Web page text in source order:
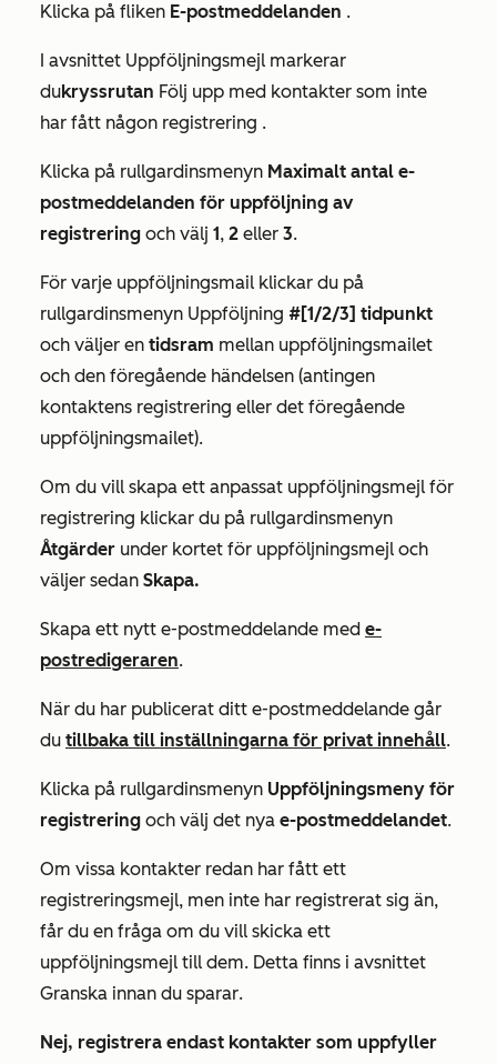
Klicka på fliken E-postmeddelanden .
I avsnittet Uppföljningsmejl markerar
dukryssrutan Följ upp med kontakter som inte
har fått någon registrering .
Klicka på rullgardinsmenyn Maximalt antal e-
postmeddelanden för uppföljning av
registrering och välj 1 , 2 eller 3.
För varje uppföljningsmail klickar du på
rullgardinsmenyn Uppföljning #[1/2/3] tidpunkt
och väljer en tidsram mellan uppföljningsmailet
och den föregående händelsen (antingen
kontaktens registrering eller det föregående
uppföljningsmailet).
Om du vill skapa ett anpassat uppföljningsmejl för
registrering klickar du på rullgardinsmenyn
Åtgärder under kortet för uppföljningsmejl och
väljer sedan Skapa.
Skapa ett nytt e-postmeddelande med e-
postredigeraren.
När du har publicerat ditt e-postmeddelande går
du tillbaka till inställningarna för privat innehåll.
Klicka på rullgardinsmenyn Uppföljningsmeny för
registrering och välj det nya e-postmeddelandet.
Om vissa kontakter redan har fått ett
registreringsmejl, men inte har registrerat sig än,
får du en fråga om du vill skicka ett
uppföljningsmejl till dem. Detta finns i avsnittet
Granska innan du sparar.
Nej, registrera endast kontakter som uppfyller